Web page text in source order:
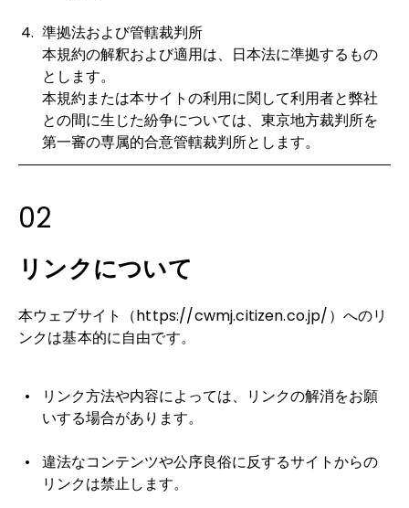
準拠法および管轄裁判所
本規約の解釈および適用は、日本法に準拠するもの
とします。
本規約または本サイトの利用に関して利用者と弊社
との間に生じた紛争については、東京地方裁判所を
第一審の専属的合意管轄裁判所とします。
02
リンクについて
本ウェブサイト（https://cwmj.citizen.co.jp/）へのリ
ンクは基本的に自由です。
リンク方法や内容によっては、リンクの解消をお願
いする場合があります。
違法なコンテンツや公序良俗に反するサイトからの
リンクは禁止します。